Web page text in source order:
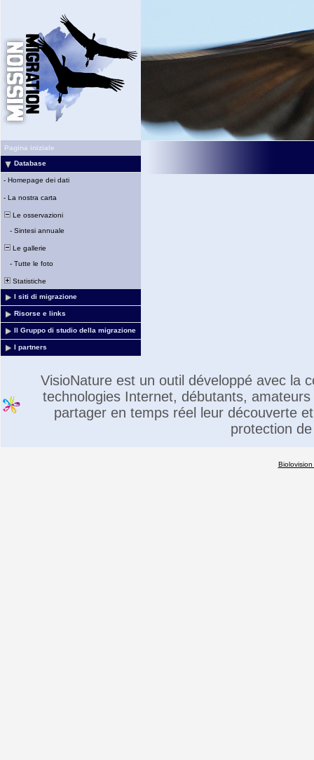
Pagina iniziale
Database
- Homepage dei dati
- La nostra carta
Le osservazioni
- Sintesi annuale
Le gallerie
- Tutte le foto
Statistiche
I siti di migrazione
Risorse e links
Il Gruppo di studio della migrazione
I partners
VisioNature est un outil développé avec la
technologies Internet, débutants,
partager en temps réel leur découverte
protection
Biolovision